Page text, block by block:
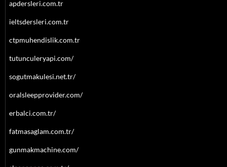
apdersleri.com.tr
ieltsdersleri.com.tr
ctpmuhendislik.com.tr
tutunculeryapi.com/
sogutmakulesi.net.tr/
oralsleepprovider.com/
erbalci.com.tr/
fatmasaglam.com.tr/
gunmakmachine.com/